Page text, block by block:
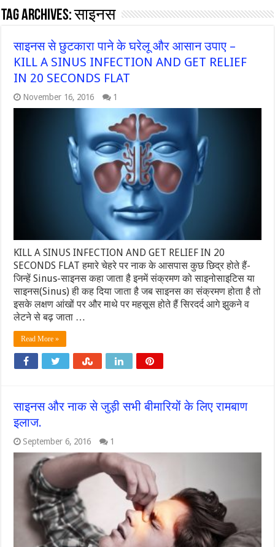
Tag Archives:साइनस
साइनस से छुटकारा पाने के घरेलू और आसान उपाए –
KILL A SINUS INFECTION AND GET RELIEF
IN 20 SECONDS FLAT
November 16, 2016 1
KILL A SINUS INFECTION AND GET RELIEF IN 20
SECONDS FLAT हमारे चेहरे पर नाक के आसपास कुछ छिद्र होते हैं-
जिन्हें Sinus-साइनस कहा जाता है इनमें संक्रमण को साइनोसाइटिस या
साइनस(Sinus) ही कह दिया जाता है जब साइनस का संक्रमण होता है तो
इसके लक्षण आंखों पर और माथे पर महसूस होते हैं सिरदर्द आगे झुकने व
लेटने से बढ़ जाता …
Read More »
साइनस और नाक से जुड़ी सभी बीमारियों के लिए रामबाण
इलाज.
September 6, 2016 1